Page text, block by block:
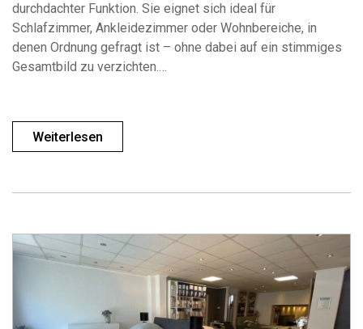
durchdachter Funktion. Sie eignet sich ideal für
Schlafzimmer, Ankleidezimmer oder Wohnbereiche, in
denen Ordnung gefragt ist – ohne dabei auf ein stimmiges
Gesamtbild zu verzichten.…
Weiterlesen